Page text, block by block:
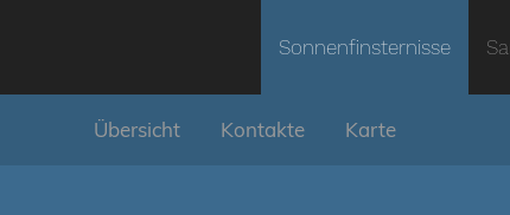
Sonnenfinsternisse
Übersicht Kontakte Karte